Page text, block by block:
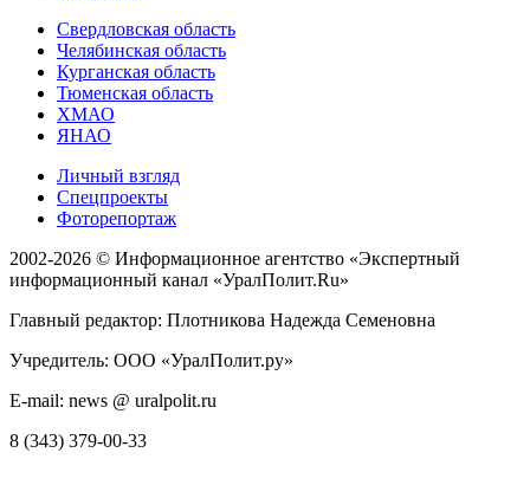
Свердловская область
Челябинская область
Курганская область
Тюменская область
ХМАО
ЯНАО
Личный взгляд
Спецпроекты
Фоторепортаж
2002-2026 © Информационное агентство «Экспертный
информационный канал «УралПолит.Ru»
Главный редактор: Плотникова Надежда Семеновна
Учредитель: ООО «УралПолит.ру»
E-mail: news @ uralpolit.ru
8 (343) 379-00-33